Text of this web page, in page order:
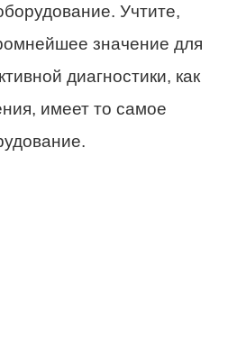
Учтите,
значение для
диагностики, как
имеет то самое